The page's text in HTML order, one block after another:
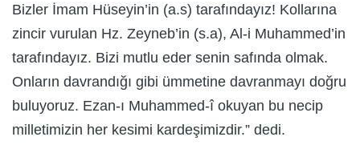
Bizler İmam Hüseyin’in (a.s) tarafındayız! Kollarına
zincir vurulan Hz. Zeyneb’in (s.a), Al-i Muhammed’in
tarafındayız. Bizi mutlu eder senin safında olmak.
Onların davrandığı gibi ümmetine davranmayı doğru
buluyoruz. Ezan-ı Muhammed-î okuyan bu necip
milletimizin her kesimi kardeşimizdir.” dedi.